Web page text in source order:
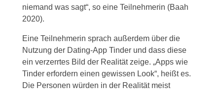
niemand was sagt“, so eine Teilnehmerin (Baah
2020).
Eine Teilnehmerin sprach außerdem über die
Nutzung der Dating-App Tinder und dass diese
ein verzerrtes Bild der Realität zeige. „Apps wie
Tinder erfordern einen gewissen Look“, heißt es.
Die Personen würden in der Realität meist